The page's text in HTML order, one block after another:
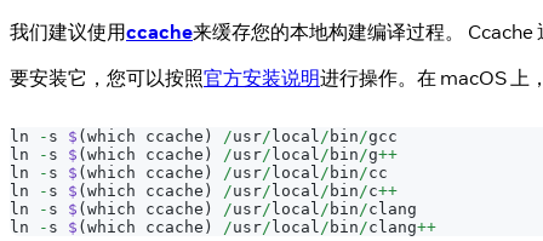
我们建议使用ccache来缓存您的本地构建编译过程。
要安装它，您可以按照官方安装说明进行操作。在 macOS 上
ln - s $ ( which ccache ) /usr/ local/ bin/gcc
ln
- s $ ( which ccache ) /usr/ local/ bin/g++
ln
- s $ ( which ccache ) /usr/ local/ bin/cc
ln
- s $ ( which ccache ) /usr/ local/ bin/c++
ln
- s $ ( which ccache ) /usr/ local/ bin/clang
ln
- s $ ( which ccache ) /usr/ local/ bin/clang++